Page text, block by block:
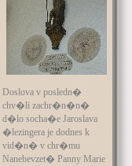
Doslova v posledn�
chv�li zachr�n�n�
d�lo socha�e Jaroslava
�lezingera je dodnes k
vid�n� v chr�mu
Nanebevzet� Panny Marie